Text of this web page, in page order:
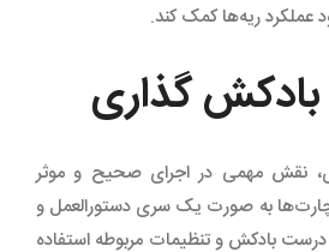
عملکرد ریه‌ها کمک کند.
گذاری
نقش مهمی در اجرای صحیح و موثر
چارت‌ها به صورت یک سری دستورالعمل و
درست بادکش و تنظیمات مربوطه استفاده